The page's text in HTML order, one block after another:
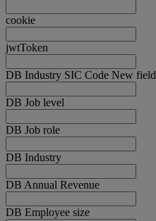
cookie
jwtToken
DB Industry SIC Code New field
DB Job level
DB Job role
DB Industry
DB Annual Revenue
DB Employee size